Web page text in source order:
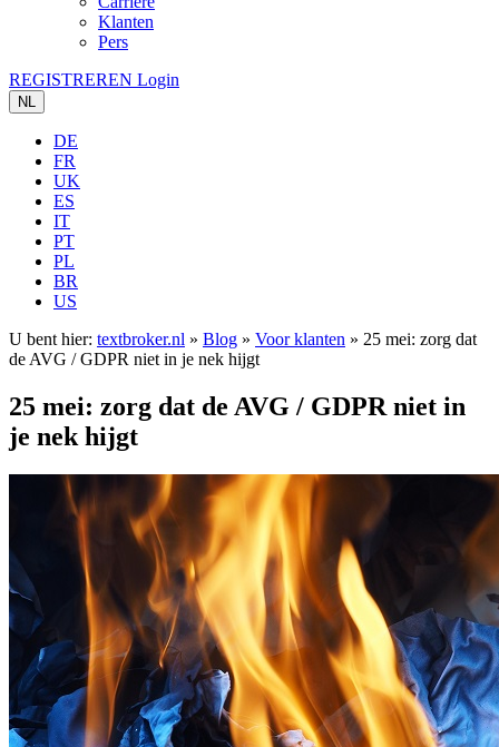
Klanten
Pers
REGISTREREN Login
NL
DE
FR
UK
ES
IT
PT
PL
BR
US
U bent hier: textbroker.nl » Blog » Voor klanten » 25 mei: zorg dat
de AVG / GDPR niet in je nek hijgt
25 mei: zorg dat de AVG / GDPR niet in
je nek hijgt